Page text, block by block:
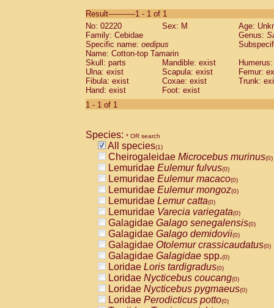
CebidaeSaguinus labiatus(0)
Cebidae Saguinus leucopus (0)
Cebidae
CebidaeSaguinus mystax
Cebidae Saguinus nigricollis (0)
Cebidae Saguinus oedipus
Cebidae Saguinus weddelli
Cebidae Saguinusspp.
Cebidae
CebidaeCebus capucinus
CebidaeCebus nigrivittatus
CebidaeCebus spp.(0)
CebidaeSaimiri boliviensis(0)
CebidaeSaimiri sciureus(0)
AtelidaeAlouatta caraya(0)
AtelidaeAlouatta fusca(0)
AtelidaeAlouatta seniculus(0)
AtelidaeAlouattaspp.(0)
AtelidaeAteles belzebuth(0)
AtelidaeAteles geoffroyi(0)
AtelidaeAteles paniscus(0)
AtelidaeAtelesspp.(0)
AtelidaeLagothrix lagothricha(0)
AtelidaeLagothrix lagothricha cana
PitheciidaeCacajao calvus
Result-----------1 - 1 of 1
No: 02220
Sex: M
Age:
Family: Cebidae
Genus:
Specific name: oedipus
Name: Cotton-top Tamarin
Skull: parts
Mandible: exist
Ulna: exist
Scapula: exist
Femur:
Fibula: exist
Coxae: exist
Trunk:
Hand: exist
Foot: exist
1 - 1 of 1
Species: * OR search
All species(1)
Cheirogaleidae Microcebus murinus(0)
Lemuridae Eulemur fulvus(0)
Lemuridae Eulemur macaco(0)
Lemuridae Eulemur mongoz(0)
Lemuridae Lemur catta(0)
Lemuridae Varecia variegata(0)
Galagidae Galago senegalensis(0)
Galagidae Galago demidovii(0)
Galagidae Otolemur crassicaudatus(0)
Galagidae Galagidae spp.(0)
Loridae Loris tardigradus(0)
Loridae Nycticebus coucang(0)
Loridae Nycticebus pygmaeus(0)
Loridae Perodicticus potto(0)